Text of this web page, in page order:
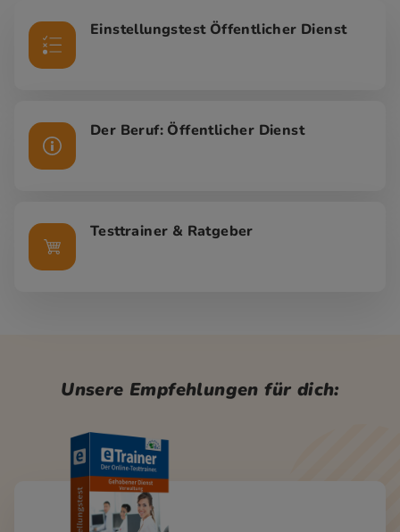
Einstellungstest Öffentlicher Dienst
Der Beruf: Öffentlicher Dienst
Testtrainer & Ratgeber
Unsere Empfehlungen für dich: